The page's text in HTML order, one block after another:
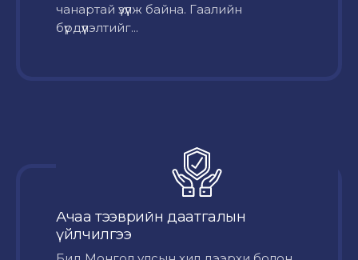
чанартай үзүүлж байна. Гаалийн
бүрдүүлэлтийг...
Ачаа тээврийн даатгалын
үйлчилгээ